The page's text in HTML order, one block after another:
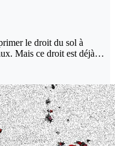
le droit du sol à
Mais ce droit est déjà…